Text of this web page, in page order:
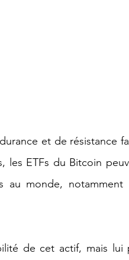
et de résistance
les ETFs du Bitcoin
au monde, notamment
de cet actif, mais